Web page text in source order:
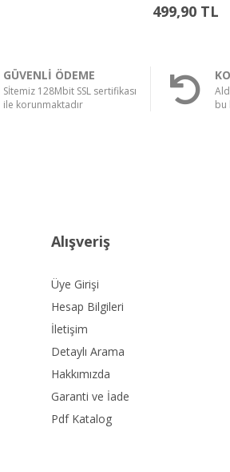
499,90 TL
GÜVENLİ ÖDEME
Sİtemiz 128Mbit SSL sertifikası
ile korunmaktadır
bu
Alışveriş
Üye Girişi
Hesap Bilgileri
İletişim
Detaylı Arama
Hakkımızda
Garanti ve İade
Pdf Katalog